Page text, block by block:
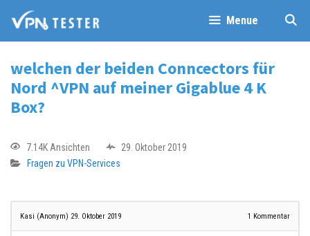
Menue
welchen der beiden Conncectors für
Nord ^VPN auf meiner Gigablue 4 K
Box?
7.14K Ansichten
29. Oktober 2019
Fragen zu VPN-Services
Kasi (Anonym) 29. Oktober 2019 1 Kommentar